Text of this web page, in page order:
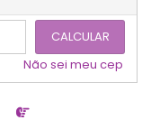
CALCULAR
Não sei meu cep